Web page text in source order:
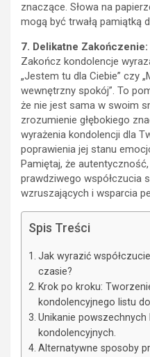
znaczące. Słowa na
mogą być trwałą pamiątką
7. Delikatne Zakończenie:
Zakończ kondolencje
„Jestem tu dla Ciebie” czy
wewnętrzny spokój”. To
że nie jest sama w swoim
zrozumienie głębokiego
wyrażenia kondolencji dla
poprawienia jej stanu
Pamiętaj, że
prawdziwego współczucia
wzruszających i wsparcia
Spis Treści
Jak wyrazić
czasie?
Krok po kroku:
kondolencyjnego listu
Unikanie powszechnych
kondolencyjnych.
Alternatywne sposoby